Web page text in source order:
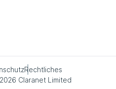
Rechtliches
Claranet Limited